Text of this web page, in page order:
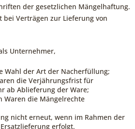
der gesetzlichen Mängelhaftung.
bei Verträgen zur Lieferung von
Unternehmer,
Wahl der Art der Nacherfüllung;
die Verjährungsfrist für
ab Ablieferung der Ware;
Waren die Mängelrechte
nicht erneut, wenn im Rahmen der
erfolgt.